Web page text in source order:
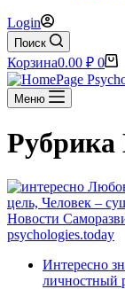
Login
Поиск
Корзина0.00 ₽ 0
Меню
Рубрика
Интересно
личностный